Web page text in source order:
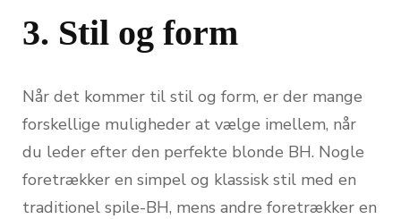
3. Stil og form
Når det kommer til stil og form, er der mange
forskellige muligheder at vælge imellem, når
du leder efter den perfekte blonde BH. Nogle
foretrækker en simpel og klassisk stil med en
traditionel spile-BH, mens andre foretrækker en